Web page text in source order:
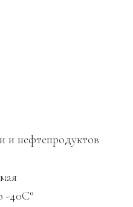
и нефтепродуктов
-40С°